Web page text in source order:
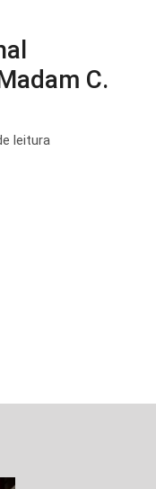
C.
leitura